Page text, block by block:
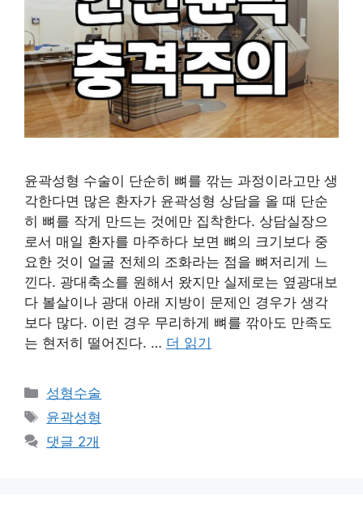
윤곽성형 수술이 단순히 뼈를 깎는 과정이라고만 생
각한다면 많은 환자가 윤곽성형 상담을 올 때 단순
히 뼈를 작게 만드는 것에만 집착한다. 상담실장으
로서 매일 환자를 마주하다 보면 뼈의 크기보다 중
요한 것이 얼굴 전체의 조화라는 점을 뼈저리게 느
낀다. 광대축소를 원해서 왔지만 실제로는 옆광대보
다 볼살이나 광대 아래 지방이 문제인 경우가 생각
보다 많다. 이런 경우 무리하게 뼈를 깎아도 만족도
는 현저히 떨어진다. … 더 읽기
카
테
리
성형수술
태
그
윤곽성형
댓글 2개